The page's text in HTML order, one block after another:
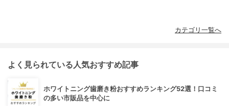
カテゴリ一覧へ
よく見られている人気おすすめ記事
ホワイトニング歯磨き粉おすすめランキング52選！口コミ
の多い市販品を中心に